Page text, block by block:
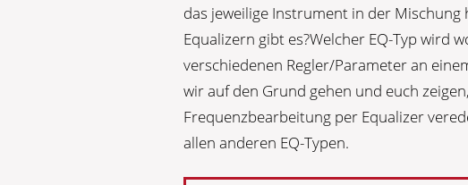
das jeweilige Instrument in der
Equalizern gibt es?Welcher EQ-Typ wird
verschiedenen Regler/Parameter an
wir auf den Grund gehen und euch
Frequenzbearbeitung per Equalizer
allen anderen EQ-Typen.